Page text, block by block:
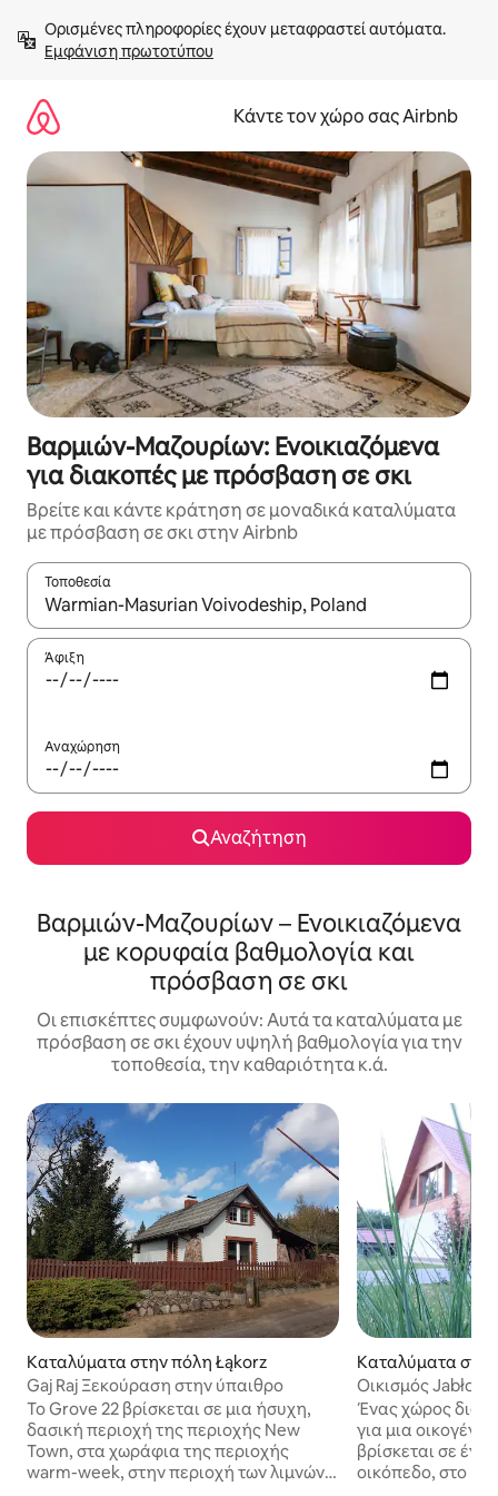
στο
περιεχόμενοΕμφάνιση πρωτοτύπου
Κάντε τον χώρο σας Airbnb
Βαρμιών-Μαζουρίων: Ενοικιαζόμενα
για διακοπές με πρόσβαση σε σκι
Βρείτε και κάντε κράτηση σε μοναδικά καταλύματα
με πρόσβαση σε σκι στην Airbnb
Τοποθεσία
Όταν τα αποτελέσματα είναι διαθέσιμα, μπορείτε να
Άφιξη
Αναχώρηση
Αναζήτηση
Βαρμιών-Μαζουρίων – Ενοικιαζόμενα
με κορυφαία βαθμολογία και
πρόσβαση σε σκι
Οι επισκέπτες συμφωνούν: Αυτά τα καταλύματα με
πρόσβαση σε σκι έχουν υψηλή βαθμολογία για την
τοποθεσία, την καθαριότητα κ.ά.
Καταλύματα στην πόλη Łąkorz
Gaj Raj Ξεκούραση στην ύπαιθρο
Το Grove 22 βρίσκεται σε μια ήσυχη,
δασική περιοχή της περιοχής New
Town, στα χωράφια της περιοχής
warm-week, στην περιοχή των λιμνών
Καταλύματα
Οικισμός
Ένας χώρος
για μια
βρίσκεται σε
οικόπεδο, στο